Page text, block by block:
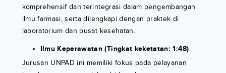
komprehensif dan terintegrasi dalam pengembangan
ilmu farmasi, serta dilengkapi dengan praktek di
laboratorium dan pusat kesehatan.
Ilmu Keperawatan (Tingkat keketatan: 1:48)
Jurusan UNPAD ini memiliki fokus pada pelayanan